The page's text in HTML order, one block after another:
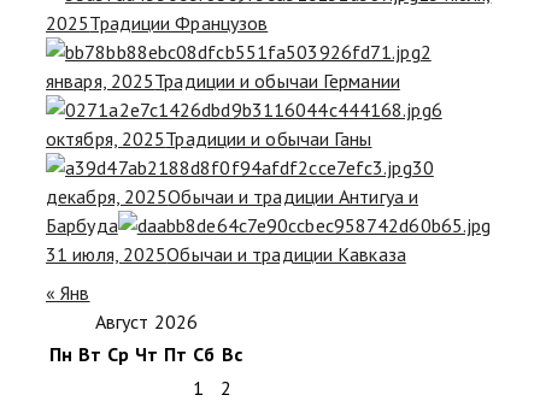
2025Традиции Французов
2
января, 2025Традиции и обычаи Германии
6
октября, 2025Традиции и обычаи Ганы
30
декабря, 2025Обычаи и традиции Антигуа и
Барбуда
31 июля, 2025Обычаи и традиции Кавказа
« Янв
Август 2026
Пн Вт Ср Чт Пт Сб Вс
1
2